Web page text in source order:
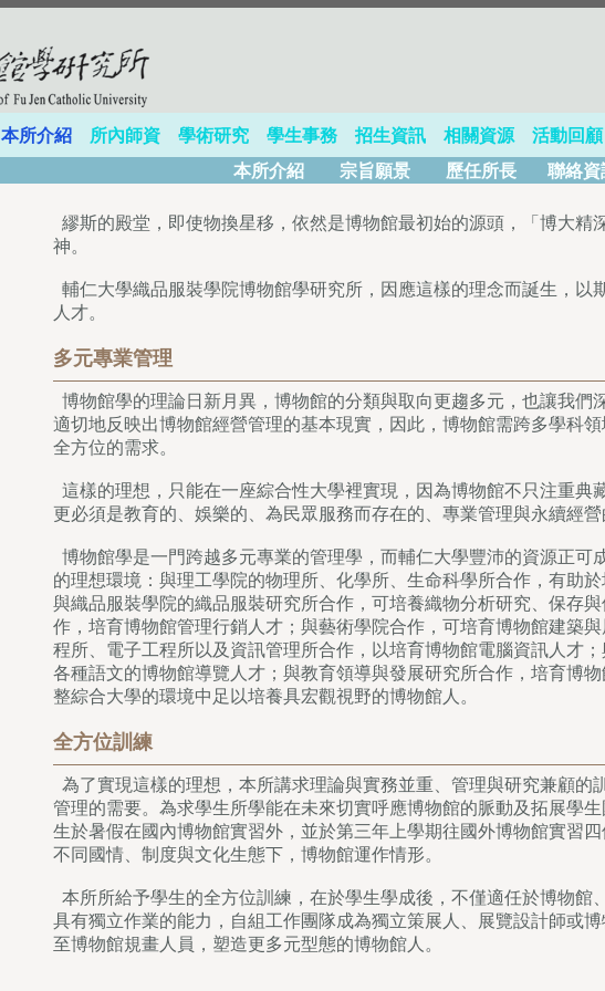
本所介紹 所內師資 學術研究 學生事務 招生資訊 相關資源 活動回顧
本所介紹
宗旨願景 歷任所長 聯絡資
繆斯的殿堂，即使物換星移，依然是博物館最初始的源頭，「博大精
神。
輔仁大學織品服裝學院博物館學研究所，因應這樣的理念而誕生，以
人才。
多元專業管理
博物館學的理論日新月異，博物館的分類與取向更趨多元，也讓我們
適切地反映出博物館經營管理的基本現實，因此，博物館需跨多學科
全方位的需求。
這樣的理想，只能在一座綜合性大學裡實現，因為博物館不只注重典
更必須是教育的、娛樂的、為民眾服務而存在的、專業管理與永續經營
博物館學是一門跨越多元專業的管理學，而輔仁大學豐沛的資源正可
的理想環境：與理工學院的物理所、化學所、生命科學所合作，有助於
與織品服裝學院的織品服裝研究所合作，可培養織物分析研究、保存
作，培育博物館管理行銷人才；與藝術學院合作，可培育博物館建築
程所、電子工程所以及資訊管理所合作，以培育博物館電腦資訊人才
各種語文的博物館導覽人才；與教育領導與發展研究所合作，培育博
整綜合大學的環境中足以培養具宏觀視野的博物館人。
全方位訓練
為了實現這樣的理想，本所講求理論與實務並重、管理與研究兼顧的
管理的需要。為求學生所學能在未來切實呼應博物館的脈動及拓展學
生於暑假在國內博物館實習外，並於第三年上學期往國外博物館實習
不同國情、制度與文化生態下，博物館運作情形。
本所所給予學生的全方位訓練，在於學生學成後，不僅適任於博物館
具有獨立作業的能力，自組工作團隊成為獨立策展人、展覽設計師或
至博物館規畫人員，塑造更多元型態的博物館人。